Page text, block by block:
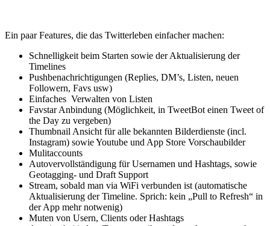
Ein paar Features, die das Twitterleben einfacher machen:
Schnelligkeit beim Starten sowie der Aktualisierung der
Timelines
Pushbenachrichtigungen (Replies, DM’s, Listen, neuen
Followern, Favs usw)
Einfaches Verwalten von Listen
Favstar Anbindung (Möglichkeit, in TweetBot einen Tweet of
the Day zu vergeben)
Thumbnail Ansicht für alle bekannten Bilderdienste (incl.
Instagram) sowie Youtube und App Store Vorschaubilder
Mulitaccounts
Autovervollständigung für Usernamen und Hashtags, sowie
Geotagging- und Draft Support
Stream, sobald man via WiFi verbunden ist (automatische
Aktualisierung der Timeline. Sprich: kein „Pull to Refresh“ in
der App mehr notwenig)
Muten von Usern, Clients oder Hashtags